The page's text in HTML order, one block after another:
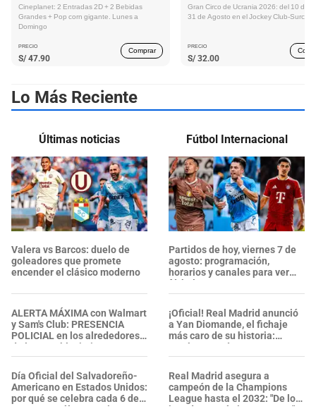
Cineplanet: 2 Entradas 2D + 2 Bebidas
Grandes + Pop corn gigante. Lunes a
Domingo
PRECIO
S/ 47.90
Comprar
Gran Circo de Ucrania 2026: del 10 de
31 de Agosto en el Jockey Club-Surco
PRECIO
S/ 32.00
Lo Más Reciente
Últimas noticias
Valera vs Barcos: duelo de
goleadores que promete
encender el clásico moderno
ALERTA MÁXIMA con Walmart
y Sam's Club: PRESENCIA
POLICIAL en los alrededores
de los establecimientos en
esta zona, ¿se confirmaron
heridos?
Día Oficial del Salvadoreño-
Americano en Estados Unidos:
por qué se celebra cada 6 de
agosto y cuál es su origen
Fútbol Internacional
Partidos de hoy, viernes 7 de
agosto: programación,
horarios y canales para ver
fútbol GRATIS
¡Oficial! Real Madrid anunció
a Yan Diomande, el fichaje
más caro de su historia:
¿Cuánto pagó?
Real Madrid asegura a
campeón de la Champions
League hasta el 2032: "De los
jugadores más importantes"